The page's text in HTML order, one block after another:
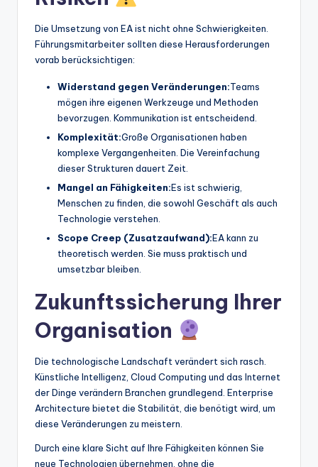
Die Umsetzung von EA ist nicht ohne Schwierigkeiten.
Führungsmitarbeiter sollten diese Herausforderungen
vorab berücksichtigen:
Widerstand gegen Veränderungen:Teams
mögen ihre eigenen Werkzeuge und Methoden
bevorzugen. Kommunikation ist entscheidend.
Komplexität:Große Organisationen haben
komplexe Vergangenheiten. Die Vereinfachung
dieser Strukturen dauert Zeit.
Mangel an Fähigkeiten:Es ist schwierig,
Menschen zu finden, die sowohl Geschäft als auch
Technologie verstehen.
Scope Creep (Zusatzaufwand):EA kann zu
theoretisch werden. Sie muss praktisch und
umsetzbar bleiben.
Zukunftssicherung Ihrer
Organisation
Die technologische Landschaft verändert sich rasch.
Künstliche Intelligenz, Cloud Computing und das Internet
der Dinge verändern Branchen grundlegend. Enterprise
Architecture bietet die Stabilität, die benötigt wird, um
diese Veränderungen zu meistern.
Durch eine klare Sicht auf Ihre Fähigkeiten können Sie
neue Technologien übernehmen, ohne die